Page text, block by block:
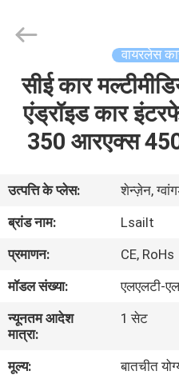
घर
उत्पादों
वीडियो
बारे
में
कारखाना
Electron
Co.,Ltd.
Reserved.
वायरलेस
सीई कार
एंड्रॉइड कार
350 आरएक्स
उत्पत्ति के प्लेस:
शेन्ज़ेन,
ब्रांड नाम:
Lsailt
प्रमाणन:
CE, RoHs
मॉडल संख्या:
एलएलटी-
न्यूनतम आदेश
मात्रा:
1 सेट
मूल्य:
बातचीत